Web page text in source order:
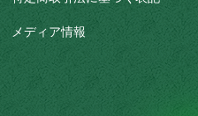
メディア情報